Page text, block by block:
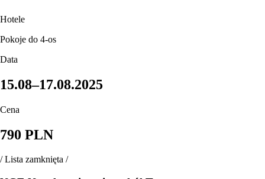
Hotele
Pokoje do 4-os
Data
15.08–17.08.2025
Cena
790 PLN
/Lista zamknięta /